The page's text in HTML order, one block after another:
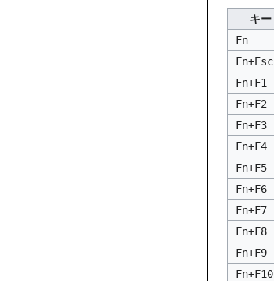
キー
Fn
Fn+Esc
Fn+F1
Fn+F2
Fn+F3
Fn+F4
Fn+F5
Fn+F6
Fn+F7
Fn+F8
Fn+F9
Fn+F10